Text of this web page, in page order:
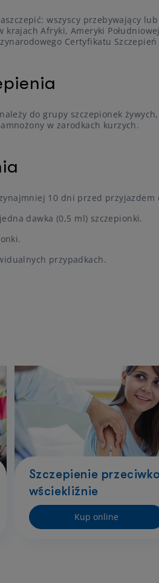
wszyscy przebywający
krajach Afryki, Ameryki
Certyfikatu Szczepień
do grupy szczepionek
w zarodkach kurzych.
10 dni przed przyjazdem
dawka (0,5 ml) szczepionki.
przypadkach.
Szczepienie przeciwko
wściekliźnie
Kup online